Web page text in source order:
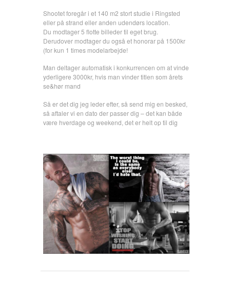
Shootet foregår i et 140 m2 stort studie i Ringsted
eller på strand eller anden udendørs location.
Du modtager 5 flotte billeder til eget brug.
Derudover modtager du også et honorar på 1500kr
(for kun 1 times modelarbejde!
Man deltager automatisk i konkurrencen om at vinde
yderligere 3000kr, hvis man vinder titlen som årets
se&hør mand
Så er det dig jeg leder efter, så send mig en besked,
så aftaler vi en dato der passer dig – det kan både
være hverdage og weekend, det er helt op til dig